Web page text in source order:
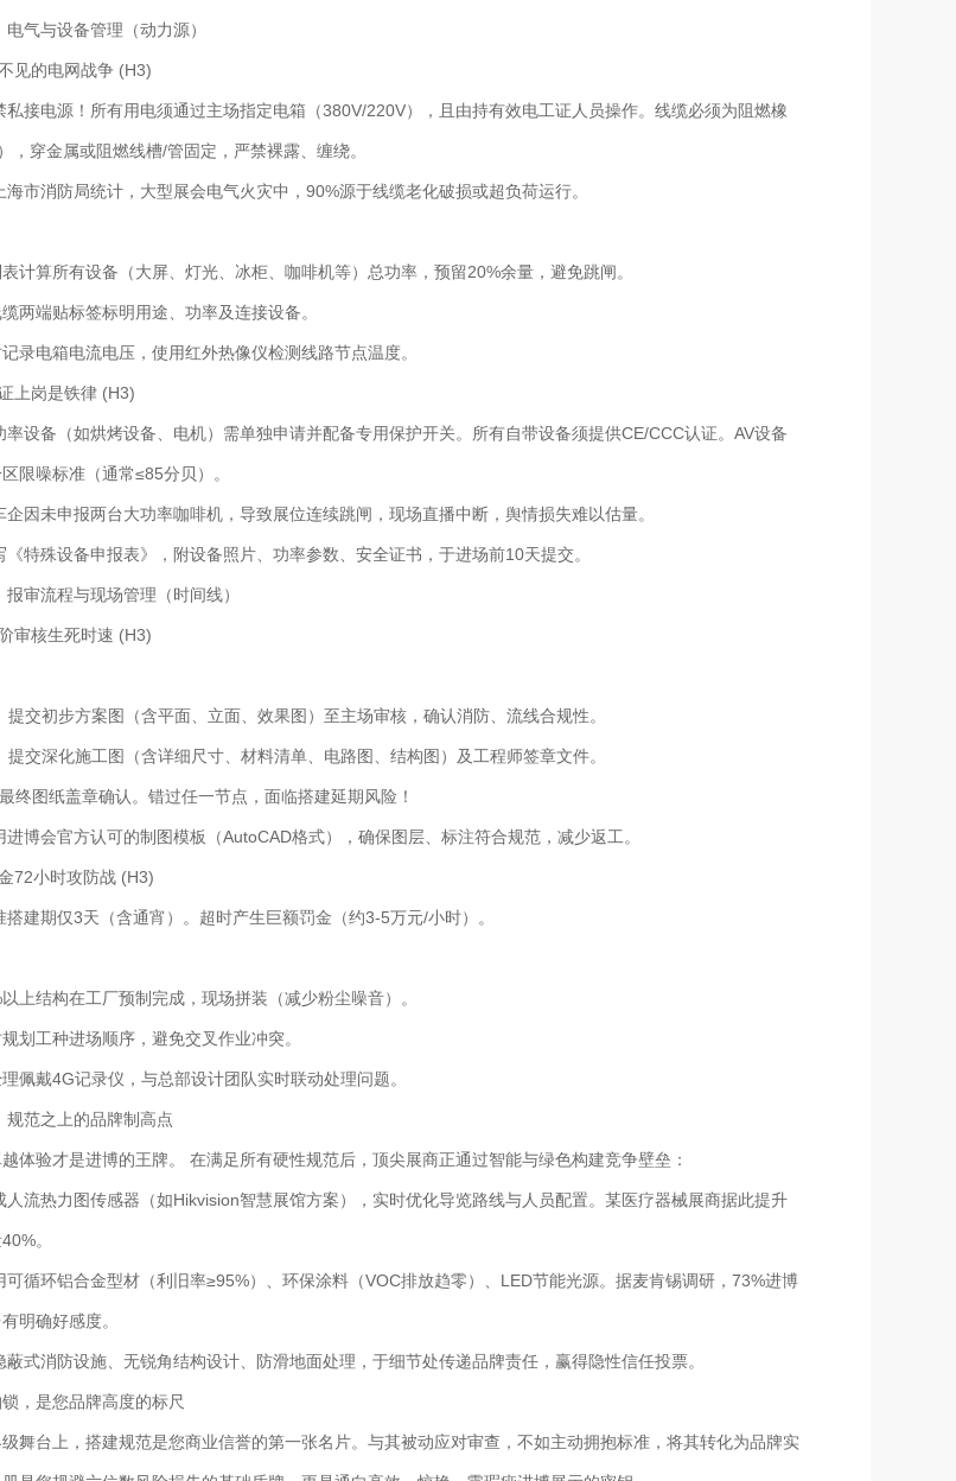
气与设备管理（动力源）
见的电网战争 (H3)
私接电源！所有用电须通过主场指定电箱（380V/220V），且由持有效电工证人员操作。线缆必须为阻燃橡
，穿金属或阻燃线槽/管固定，严禁裸露、缠绕。
海市消防局统计，大型展会电气火灾中，90%源于线缆老化破损或超负荷运行。
计算所有设备（大屏、灯光、冰柜、咖啡机等）总功率，预留20%余量，避免跳闸。
两端贴标签标明用途、功率及连接设备。
录电箱电流电压，使用红外热像仪检测线路节点温度。
上岗是铁律 (H3)
率设备（如烘烤设备、电机）需单独申请并配备专用保护开关。所有自带设备须提供CE/CCC认证。AV设备
限噪标准（通常≤85分贝）。
企因未申报两台大功率咖啡机，导致展位连续跳闸，现场直播中断，舆情损失难以估量。
《特殊设备申报表》，附设备照片、功率参数、安全证书，于进场前10天提交。
审流程与现场管理（时间线）
审核生死时速 (H3)
提交初步方案图（含平面、立面、效果图）至主场审核，确认消防、流线合规性。
提交深化施工图（含详细尺寸、材料清单、电路图、结构图）及工程师签章文件。
终图纸盖章确认。错过任一节点，面临搭建延期风险！
进博会官方认可的制图模板（AutoCAD格式），确保图层、标注符合规范，减少返工。
72小时攻防战 (H3)
搭建期仅3天（含通宵）。超时产生巨额罚金（约3-5万元/小时）。
上结构在工厂预制完成，现场拼装（减少粉尘噪音）。
划工种进场顺序，避免交叉作业冲突。
佩戴4G记录仪，与总部设计团队实时联动处理问题。
规范之上的品牌制高点
体验才是进博的王牌。 在满足所有硬性规范后，顶尖展商正通过智能与绿色构建竞争壁垒：
人流热力图传感器（如Hikvision智慧展馆方案），实时优化导览路线与人员配置。某医疗器械展商据此提升
。
可循环铝合金型材（利旧率≥95%）、环保涂料（VOC排放趋零）、LED节能光源。据麦肯锡调研，73%进博
明确好感度。
蔽式消防设施、无锐角结构设计、防滑地面处理，于细节处传递品牌责任，赢得隐性信任投票。
，是您品牌高度的标尺
舞台上，搭建规范是您商业信誉的第一张名片。与其被动应对审查，不如主动拥抱标准，将其转化为品牌实